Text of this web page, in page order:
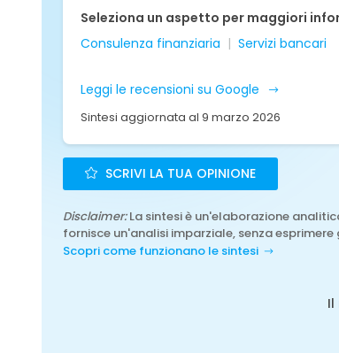
Seleziona un aspetto per maggiori
Consulenza finanziaria
Servizi bancari
Leggi le recensioni su Google
Sintesi aggiornata al 9 marzo 2026
SCRIVI LA TUA OPINIONE
Disclaimer:La sintesi è un'elaborazione
fornisce un'analisi imparziale, senza
Scopri come funzionano le sintesi
Il